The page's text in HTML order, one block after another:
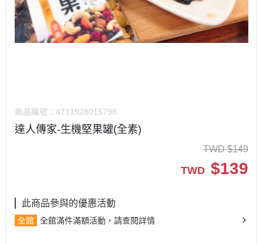
商品編號： 4711928015798
達人傳家-生機堅果罐(全素)
TWD $149
TWD $139
此商品參與的優惠活動
全館 全館滿件滿額活動，請查閱詳情